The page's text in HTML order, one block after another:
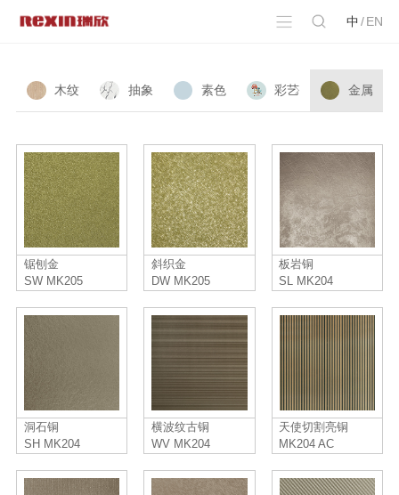
中 /EN
木纹 抽象 素色 彩艺 金属
锯刨金
SW MK205
斜织金
DW MK205
板岩铜
SL MK204
洞石铜
SH MK204
横波纹古铜
WV MK204
天使切割亮铜
MK204 AC